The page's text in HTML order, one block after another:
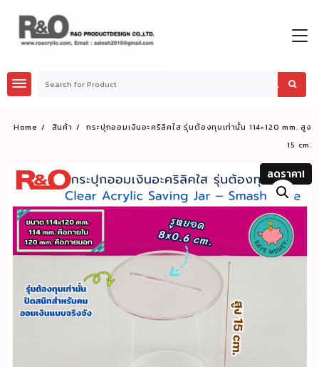
content
Home สินค้า
กระปุกออมเงินอะคริลิคใส รุ่นต้องทุบเท่านั้น 114×120 mm. สูง
15 cm.
ลดราคา!
ลดราคา!